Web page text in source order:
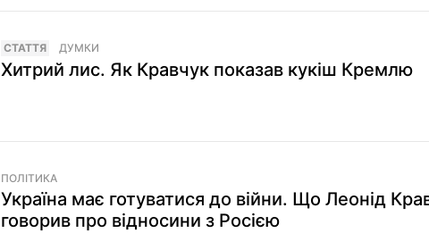
СТАТТЯ ДУМКИ
Хитрий лис. Як Кравчук показав кукіш Кремлю
ПОЛІТИКА
Україна має готуватися до війни. Що Леонід
говорив про відносини з Росією